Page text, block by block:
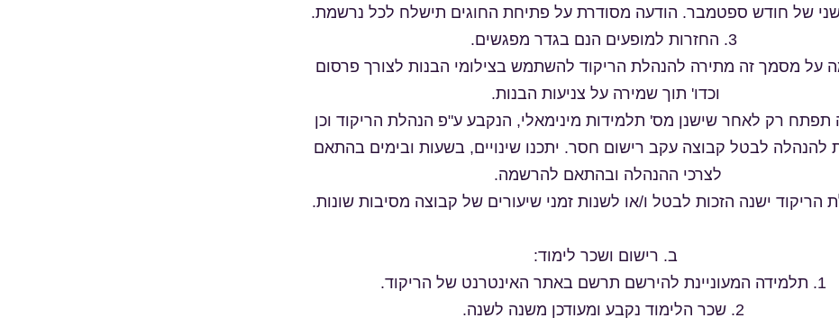
של חודש ספטמבר. הודעה מסודרת על פתיחת החוגים תישלח לכל נרשמת.
3. החזרות למופעים הנם בגדר מפגשים.
על מסמך זה מתירה להנהלת הריקוד להשתמש בצילומי הבנות לצורך פרסום
וכדו' תוך שמירה על צניעות הבנות.
תפתח רק לאחר שישנן מס' תלמידות מינימאלי, הנקבע ע"פ הנהלת הריקוד וכן
להנהלה לבטל קבוצה עקב רישום חסר. יתכנו שינויים, בשעות ובימים בהתאם
לצרכי ההנהלה ובהתאם להרשמה.
ב. רישום ושכר לימוד: